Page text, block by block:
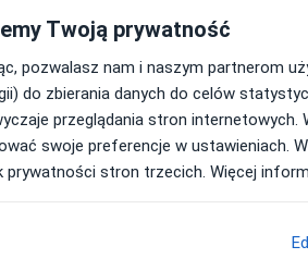
GK-
Dziś
6 Sie
Jutro
7 Sie
Umawianie
Twoją prywatność
pozwalasz nam i naszym partnerom
do zbierania danych do celów
przeglądania stron internetowych.
swoje preferencje w ustawieniach.
prywatności stron trzecich. Więcej